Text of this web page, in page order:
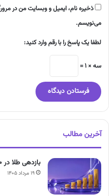
ذخیره نام، ایمیل و وبسایت من در
می‌نویسم.
لطفا یک پاسخ را با رقم وارد کنید:
سه × 1 =
آخرین مطالب
بازدهی طلا در ۱۰ سال گذشته؛ بررسی با اعداد واقعی
۱۹ مرداد ۱۴۰۵